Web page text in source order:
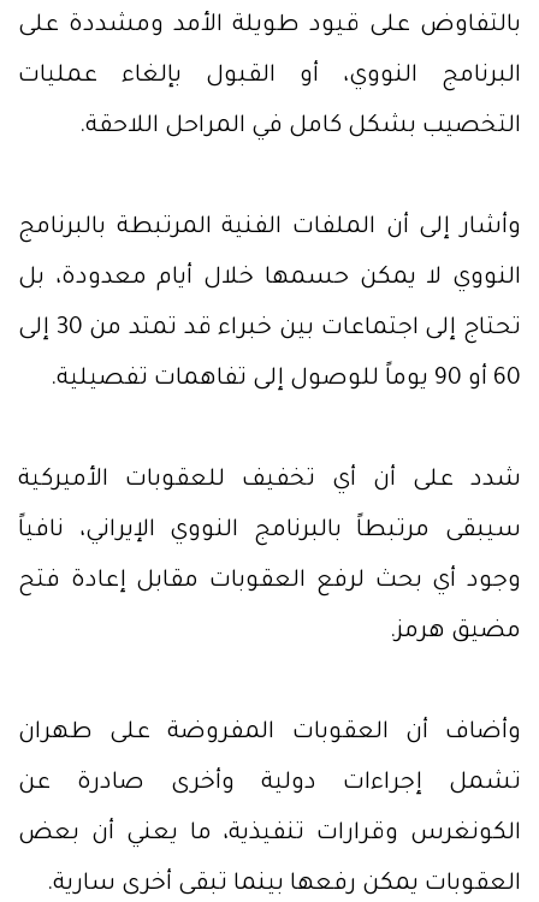
بالتفاوض على قيود طويلة الأمد ومشددة على
البرنامج النووي، أو القبول بإلغاء عمليات
التخصيب بشكل كامل في المراحل اللاحقة.
وأشار إلى أن الملفات الفنية المرتبطة بالبرنامج
النووي لا يمكن حسمها خلال أيام معدودة، بل
تحتاج إلى اجتماعات بين خبراء قد تمتد من 30 إلى
60 أو 90 يوماً للوصول إلى تفاهمات تفصيلية.
شدد على أن أي تخفيف للعقوبات الأميركية
سيبقى مرتبطاً بالبرنامج النووي الإيراني، نافياً
وجود أي بحث لرفع العقوبات مقابل إعادة فتح
مضيق هرمز.
وأضاف أن العقوبات المفروضة على طهران
تشمل إجراءات دولية وأخرى صادرة عن
الكونغرس وقرارات تنفيذية، ما يعني أن بعض
العقوبات يمكن رفعها بينما تبقى أخرى سارية.